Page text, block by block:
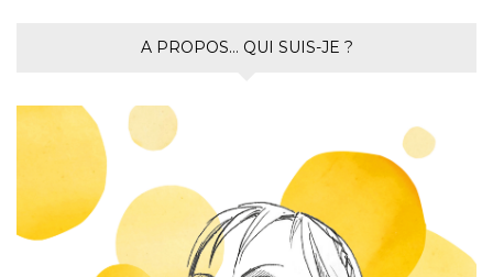
A PROPOS… QUI SUIS-JE ?